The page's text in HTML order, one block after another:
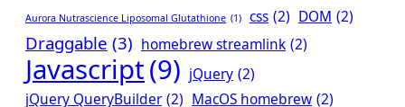
Aurora Nutrascience Liposomal Glutathione (1) css (2) DOM (2)
Draggable (3) homebrew streamlink (2)
Javascript(9) jQuery (2)
jQuery QueryBuilder (2) MacOS homebrew (2)